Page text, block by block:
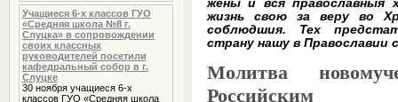
Учащиеся 6-х классов ГУО
«Средняя школа №8 г.
Слуцка» в сопровождении
своих классных
руководителей посетили
кафедральный собор в г.
Слуцке
30 ноября учащиеся 6-х
классов ГУО «Средняя школа
жены и вся православныя
жизнь свою за веру во
соблюдшия. Тех
страну нашу в Православии
Mолитва
Российским